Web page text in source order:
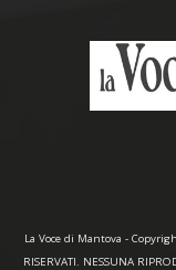
La Voce di Mantova -
RISERVATI. NESSUNA